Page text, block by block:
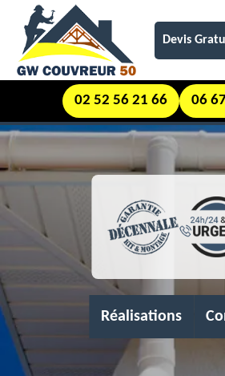
Devis
02 52 56 21 66 06
Réalisations